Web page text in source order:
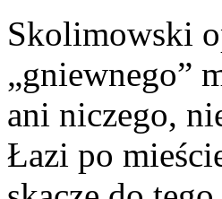
Skolimowski
„gniewnego”
ani niczego,
Łazi po